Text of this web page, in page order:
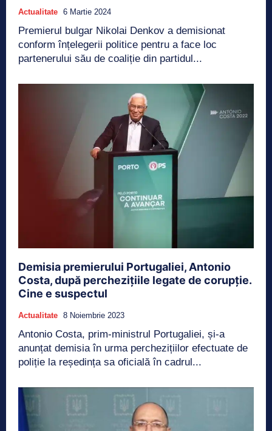
Actualitate 6 Martie 2024
Premierul bulgar Nikolai Denkov a demisionat
conform înțelegerii politice pentru a face loc
partenerului său de coaliție din partidul...
Demisia premierului Portugaliei, Antonio
Costa, după perchezițiile legate de corupție.
Cine e suspectul
Actualitate 8 Noiembrie 2023
Antonio Costa, prim-ministrul Portugaliei, și-a
anunțat demisia în urma perchezițiilor efectuate de
poliție la reședința sa oficială în cadrul...